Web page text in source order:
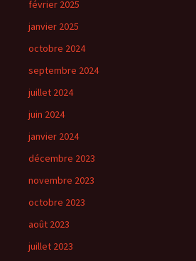
février 2025
janvier 2025
octobre 2024
septembre 2024
juillet 2024
juin 2024
janvier 2024
décembre 2023
novembre 2023
octobre 2023
août 2023
juillet 2023